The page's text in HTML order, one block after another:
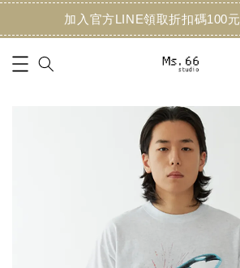
加入官方LINE領取折扣碼100元